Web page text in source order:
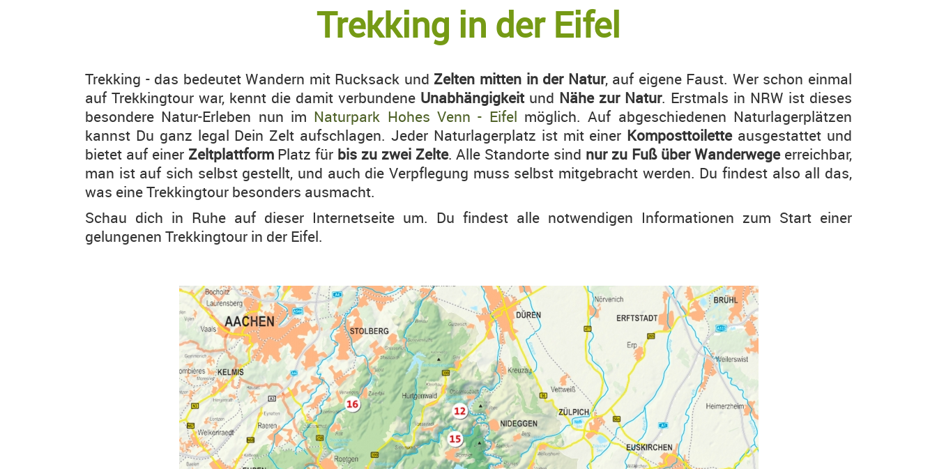
Trekking in der Eifel
Trekking - das bedeutet Wandern mit Rucksack und Zelten mitten in der Natur, auf eigene Faust. Wer schon einmal
auf Trekkingtour war, kennt die damit verbundene Unabhängigkeitund Nähe zur Natur. Erstmals in NRW ist dieses
besondere Natur-Erleben nun im Naturpark Hohes Venn - Eifel möglich. Auf abgeschiedenen Naturlagerplätzen
kannst Du ganz legal Dein Zelt aufschlagen. Jeder Naturlagerplatz ist mit einer Komposttoiletteausgestattet und
bietet auf einer ZeltplattformPlatz für bis zu zwei Zelte. Alle Standorte sind nur zu Fuß über Wanderwegeerreichbar,
man ist auf sich selbst gestellt, und auch die Verpflegung muss selbst mitgebracht werden. Du findest also all das,
was eine Trekkingtour besonders ausmacht.
Schau dich in Ruhe auf dieser Internetseite um. Du findest alle notwendigen Informationen zum Start einer
gelungenen Trekkingtour in der Eifel.